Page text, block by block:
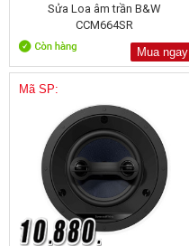
Sửa Loa âm trần B&W
CCM664SR
Mua ngay
Mã SP: